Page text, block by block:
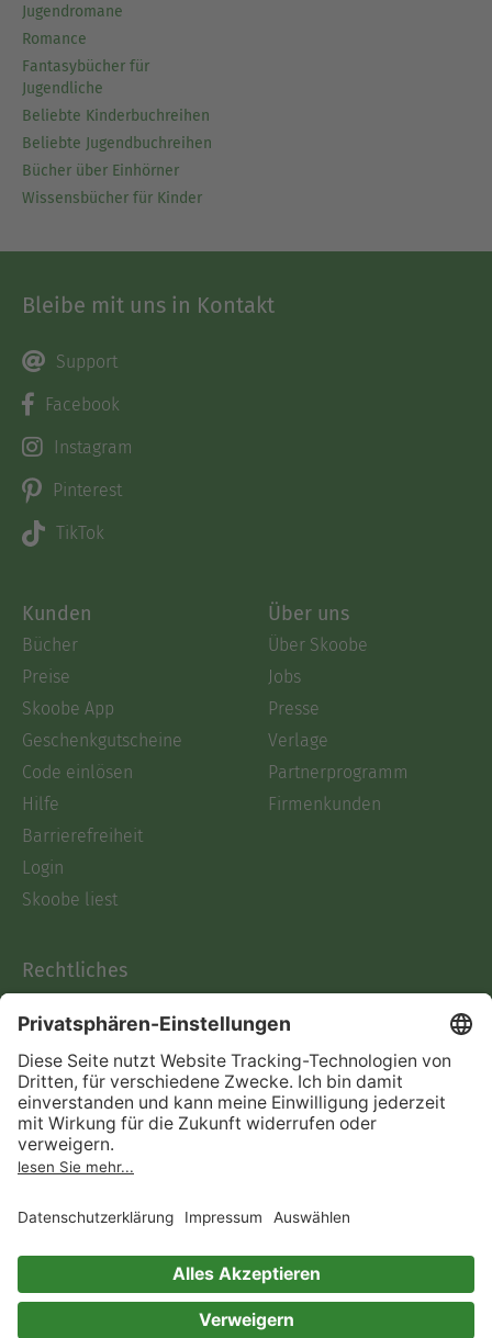
Jugendromane
Romance
Fantasybücher für
Jugendliche
Beliebte Kinderbuchreihen
Beliebte Jugendbuchreihen
Bücher über Einhörner
Wissensbücher für Kinder
Bleibe mit uns in Kontakt
Support
Facebook
Instagram
Pinterest
TikTok
Kunden
Bücher
Preise
Skoobe App
Geschenkgutscheine
Code einlösen
Hilfe
Barrierefreiheit
Login
Skoobe liest
Über uns
Über Skoobe
Jobs
Presse
Verlage
Partnerprogramm
Firmenkunden
Rechtliches
AGB
Informationen nach Data
Act
Verträge hier kündigen
Impressum
Immer ein gutes Buch